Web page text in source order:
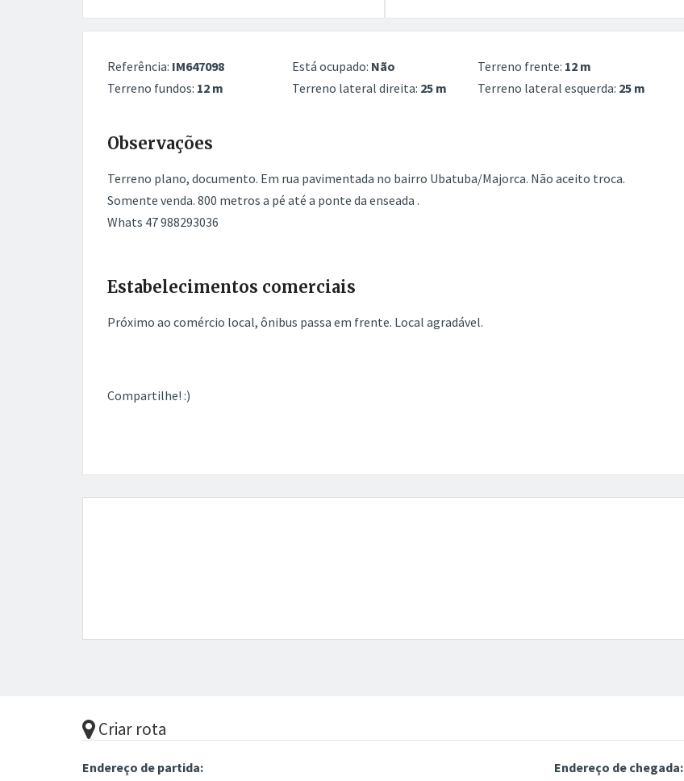
Referência: IM647098 Está ocupado: Não Terreno frente: 12 m
Terreno fundos: 12 m Terreno lateral direita: 25 m Terreno lateral esquerda: 25 m
Observações
Terreno plano, documento. Em rua pavimentada no bairro Ubatuba/Majorca. Não aceito troca.
Somente venda. 800 metros a pé até a ponte da enseada .
Whats 47 988293036
Estabelecimentos comerciais
Próximo ao comércio local, ônibus passa em frente. Local agradável.
Compartilhe! :)
Criar rota
Endereço de partida: Endereço de chegada: